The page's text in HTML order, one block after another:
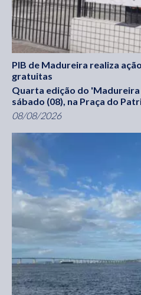
PIB de Madureira realiza
gratuitas
Quarta edição do
sábado (08), na Praça do
08/08/2026